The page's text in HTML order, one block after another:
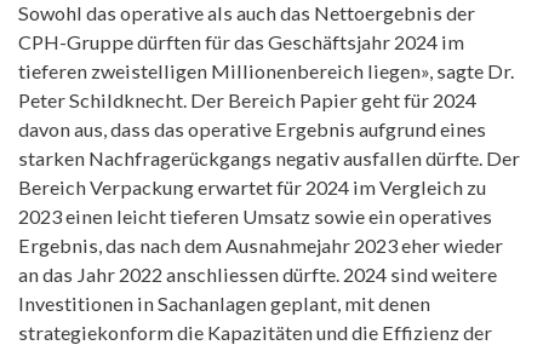
Sowohl das operative als auch das Nettoergebnis der
CPH-Gruppe dürften für das Geschäftsjahr 2024 im
tieferen zweistelligen Millionenbereich liegen», sagte Dr.
Peter Schildknecht. Der Bereich Papier geht für 2024
davon aus, dass das operative Ergebnis aufgrund eines
starken Nachfragerückgangs negativ ausfallen dürfte. Der
Bereich Verpackung erwartet für 2024 im Vergleich zu
2023 einen leicht tieferen Umsatz sowie ein operatives
Ergebnis, das nach dem Ausnahmejahr 2023 eher wieder
an das Jahr 2022 anschliessen dürfte. 2024 sind weitere
Investitionen in Sachanlagen geplant, mit denen
strategiekonform die Kapazitäten und die Effizienz der